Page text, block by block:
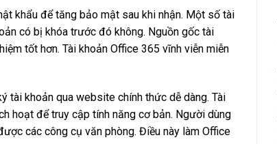
khẩu để tăng bảo mật sau khi nhận. Một số tài
có bị khóa trước đó không. Nguồn gốc tài
tốt hơn. Tài khoản Office 365 vĩnh viễn miễn
tài khoản qua website chính thức dễ dàng. Tài
hoạt để truy cập tính năng cơ bản. Người dùng
các công cụ văn phòng. Điều này làm Office